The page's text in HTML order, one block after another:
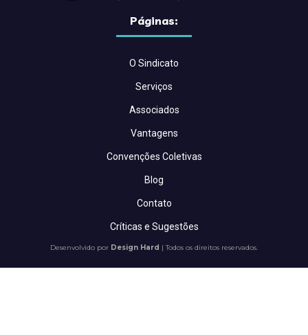
Páginas:
O Sindicato
Serviços
Associados
Vantagens
Convenções Coletivas
Blog
Contato
Críticas e Sugestões
Desenvolvido por Design Hard | Todos os direitos reservados.